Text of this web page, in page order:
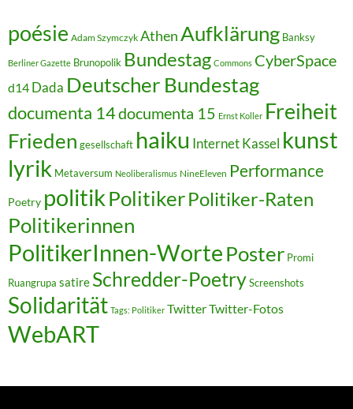
poésie Adam Szymczyk AthenAufklärung Banksy
Berliner Gazette Brunopolik Bundestag Commons CyberSpace
d14 Dada Deutscher Bundestag
documenta 14documenta 15 Ernst Koller Freiheit
Frieden gesellschaft haiku InternetKassel kunst
lyrik Metaversum Neoliberalismus NineEleven Performance
Poetry politikPolitikerPolitiker-Raten
Politikerinnen
PolitikerInnen-Worte Poster Promi
Ruangrupa satire Schredder-PoetryScreenshots
Solidarität Tags: Politiker TwitterTwitter-Fotos
WebART